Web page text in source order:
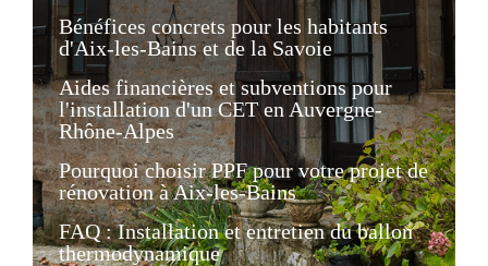
Bénéfices concrets pour les habitants
d'Aix-les-Bains et de la Savoie
Aides financières et subventions pour
l'installation d'un CET en Auvergne-
Rhône-Alpes
Pourquoi choisir PPF pour votre projet de
rénovation à Aix-les-Bains
FAQ : Installation et entretien du ballon
thermodynamique